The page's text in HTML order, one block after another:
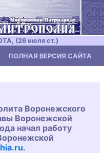
(26 июля ст.)
ПОЛНАЯ ВЕРСИЯ САЙТА
Воронежского
Воронежской
начал работу
.